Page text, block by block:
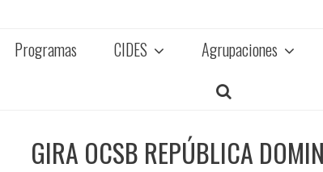
Programas CIDES Agrupaciones
GIRA OCSB REPÚBLICA